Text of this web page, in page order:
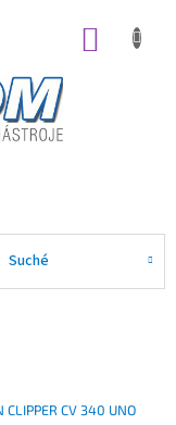
Suché
CV 340 UNO